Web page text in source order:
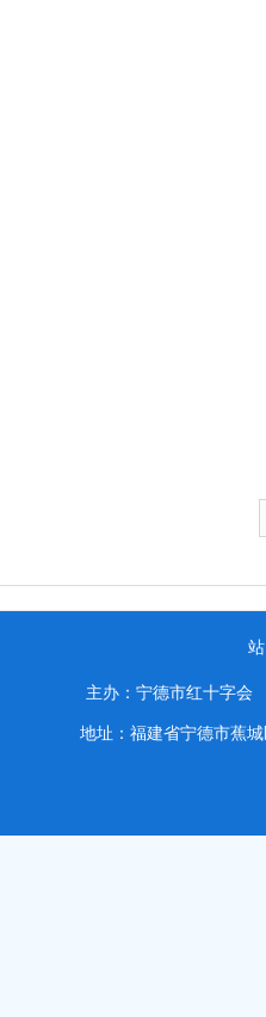
主办：宁德市红十字
地址：福建省宁德市蕉